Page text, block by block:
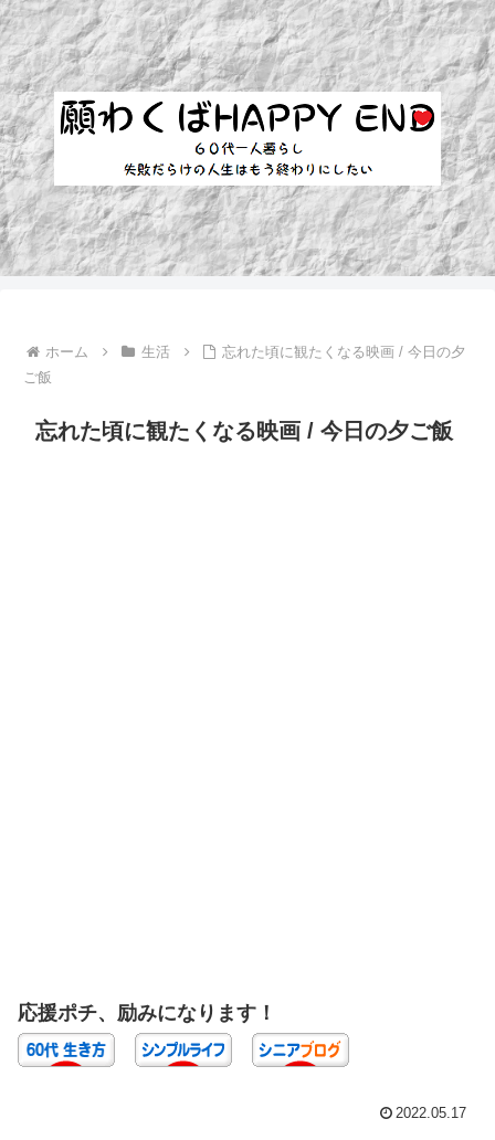
ホーム 生活
忘れた頃に観たくなる映画 / 今日の夕
ご飯
忘れた頃に観たくなる映画 / 今日の夕ご飯
応援ポチ、励みになります！
2022.05.17